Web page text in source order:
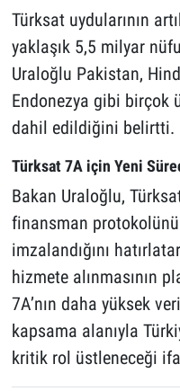
Türksat uydularının
yaklaşık 5,5 milyar
Uraloğlu Pakistan,
Endonezya gibi birçok
dahil edildiğini belirtti.
Türksat 7A için Yeni
Bakan Uraloğlu,
finansman
imzalandığını
hizmete alınmasının
7A’nın daha yüksek
kapsama alanıyla
kritik rol üstleneceği